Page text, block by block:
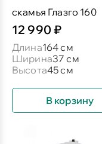
скамья Глазго 160
12 990 ₽
Длина164 см
Ширина37 см
Высота45 см
В корзину